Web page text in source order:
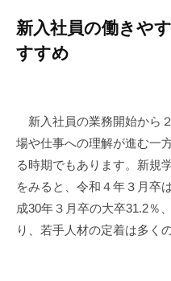
新入社員の働きや
すすめ
新入社員の業務開始から
場や仕事への理解が進む一
る時期でもあります。新規
をみると、令和４年３月卒
成30年３月卒の大卒31.2％
り、若手人材の定着は多く